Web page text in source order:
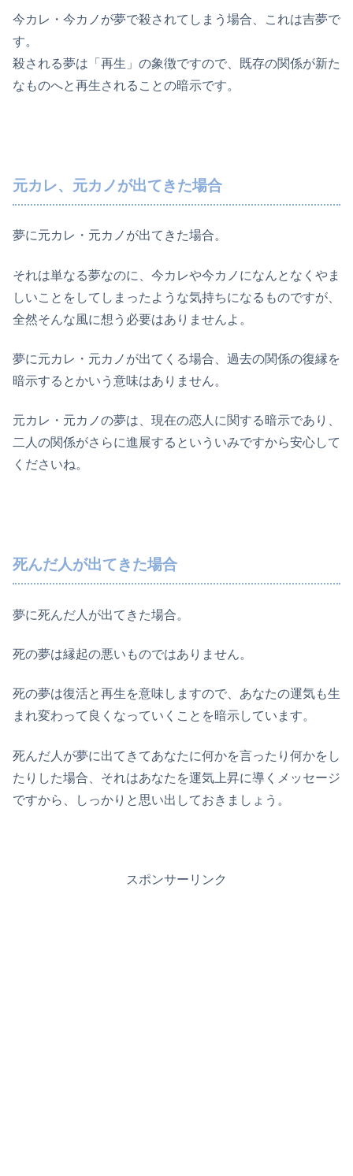
今カレ・今カノが夢で殺されてしまう場合、これは吉夢で
す。
殺される夢は「再生」の象徴ですので、既存の関係が新た
なものへと再生されることの暗示です。
元カレ、元カノが出てきた場合
夢に元カレ・元カノが出てきた場合。
それは単なる夢なのに、今カレや今カノになんとなくやま
しいことをしてしまったような気持ちになるものですが、
全然そんな風に想う必要はありませんよ。
夢に元カレ・元カノが出てくる場合、過去の関係の復縁を
暗示するとかいう意味はありません。
元カレ・元カノの夢は、現在の恋人に関する暗示であり、
二人の関係がさらに進展するといういみですから安心して
くださいね。
死んだ人が出てきた場合
夢に死んだ人が出てきた場合。
死の夢は縁起の悪いものではありません。
死の夢は復活と再生を意味しますので、あなたの運気も生
まれ変わって良くなっていくことを暗示しています。
死んだ人が夢に出てきてあなたに何かを言ったり何かをし
たりした場合、それはあなたを運気上昇に導くメッセージ
ですから、しっかりと思い出しておきましょう。
スポンサーリンク